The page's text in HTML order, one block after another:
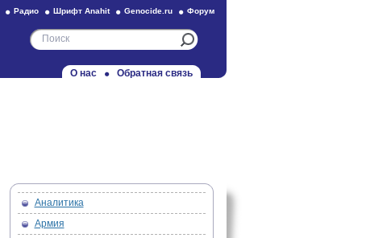
Радио Шрифт Anahit Genocide.ru Форум
О нас Обратная связь
Аналитика
Армия